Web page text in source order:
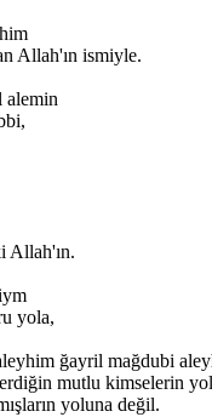
Allah'ın ismiyle.
alemin
Allah'ın.
yola,
ğayril mağdubi
mutlu kimselerin
yoluna değil.